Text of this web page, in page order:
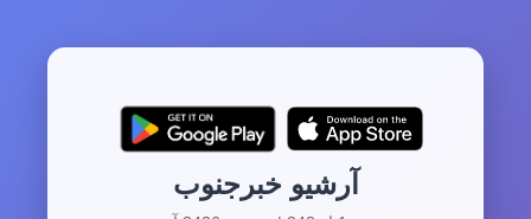
آرشیو خبرجنوب